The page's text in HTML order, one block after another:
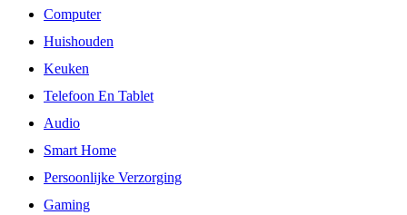
Computer
Huishouden
Keuken
Telefoon En Tablet
Audio
Smart Home
Persoonlijke Verzorging
Gaming